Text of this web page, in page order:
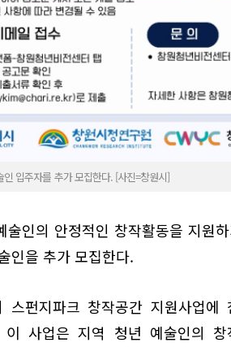
입주자를 추가 모집한다. [사진=창원시]
술인의 안정적인 창작활동을 지원
인을 추가 모집한다.
스펀지파크 창작공간 지원사업
이 사업은 지역 청년 예술인의